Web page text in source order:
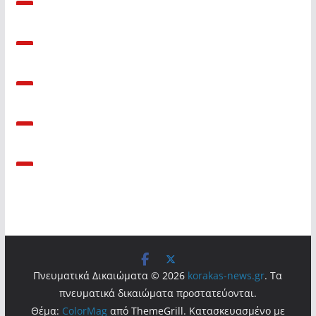
Πνευματικά Δικαιώματα © 2026 korakas-news.gr. Τα
πνευματικά δικαιώματα προστατεύονται.
Θέμα: ColorMagαπό ThemeGrill. Κατασκευασμένο με